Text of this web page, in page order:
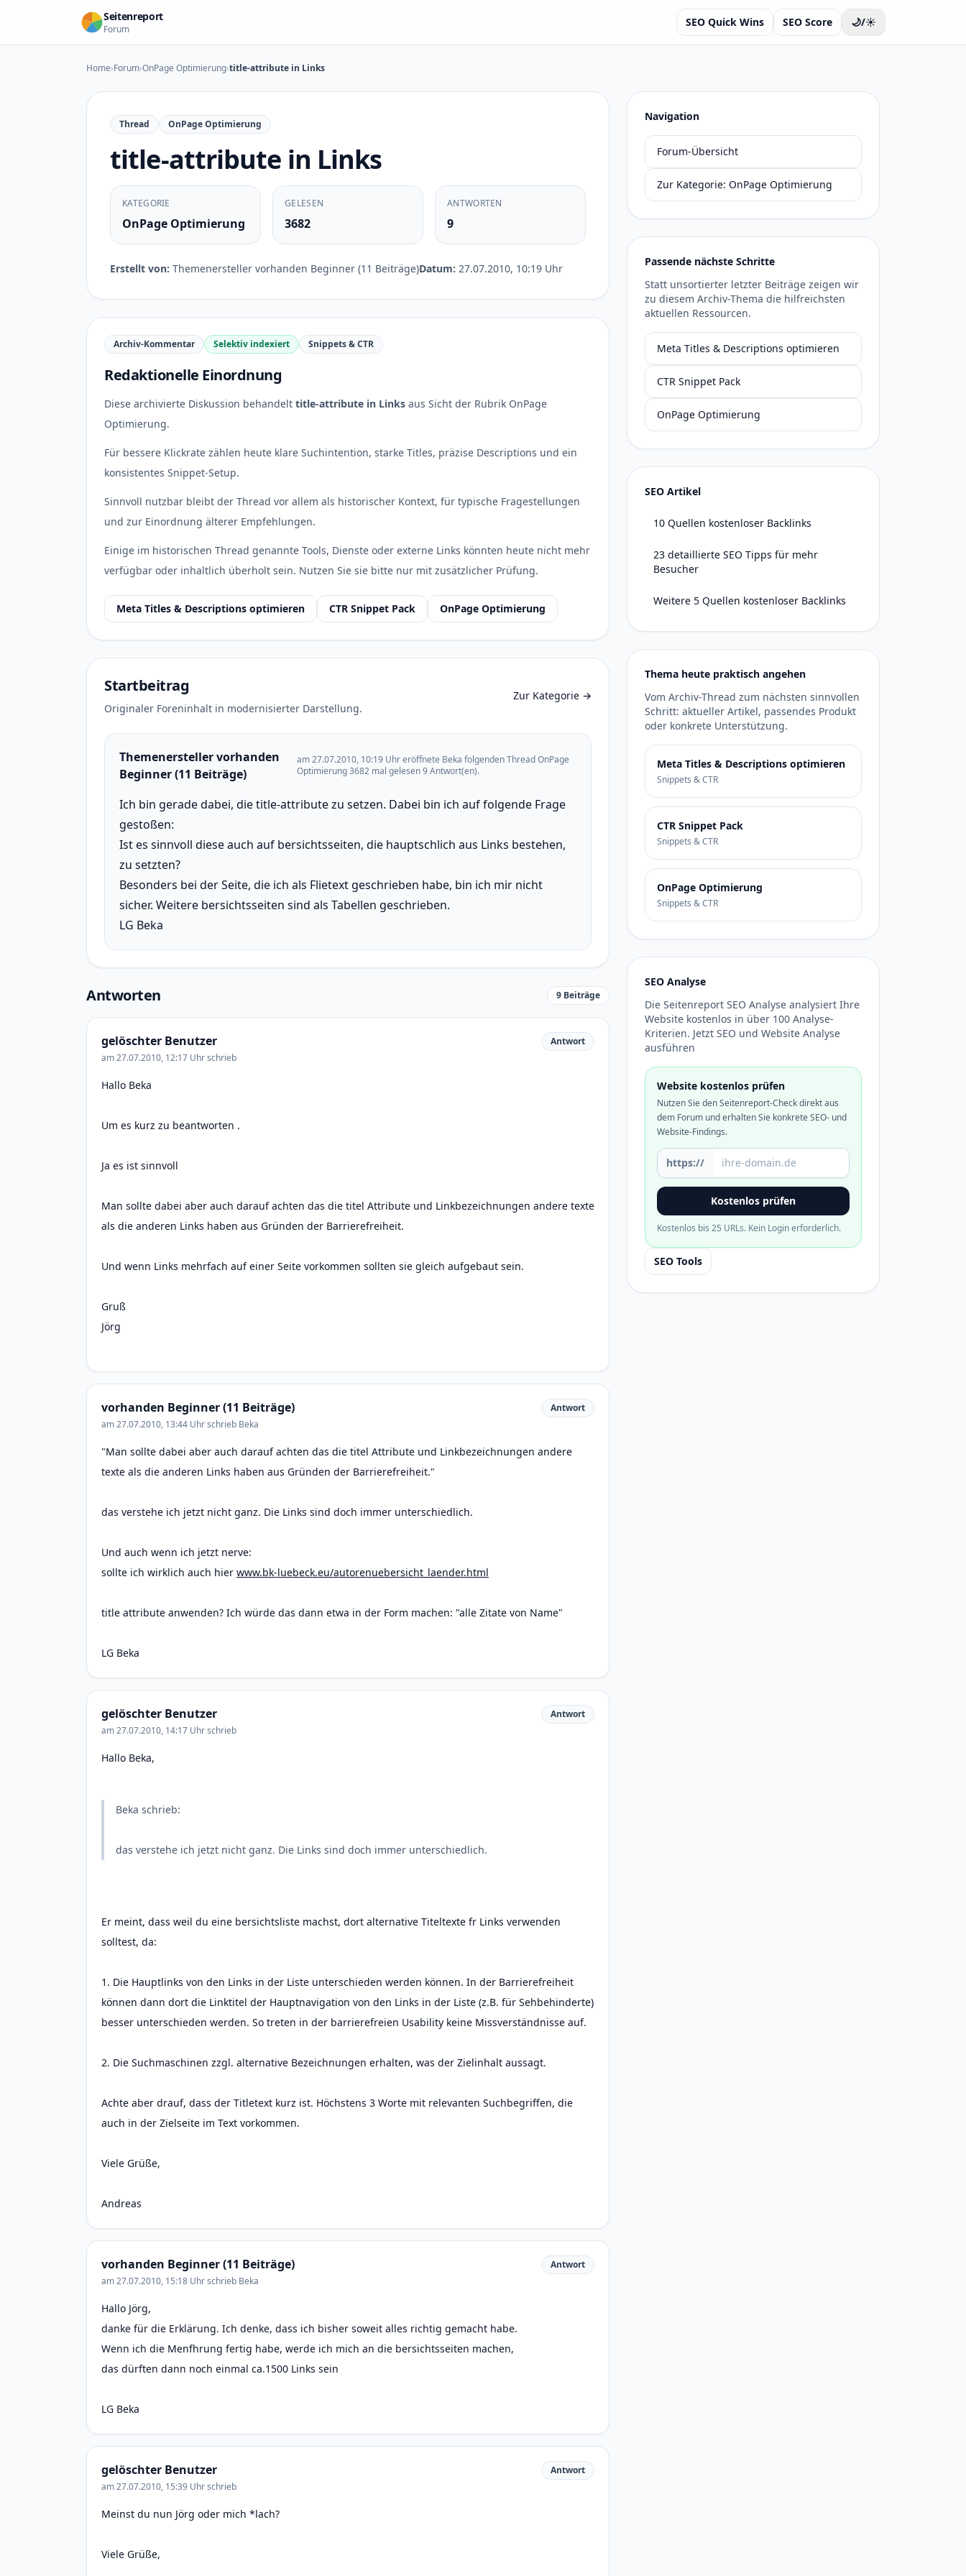
Zum Inhalt springen
Seitenreport
Forum
SEO Quick Wins SEO Score 🌙/☀️
Home›Forum›OnPage Optimierung›title-attribute in Links
Thread OnPage Optimierung
title-attribute in Links
KATEGORIE
OnPage Optimierung
GELESEN
3682
ANTWORTEN
9
Erstellt von: Themenersteller vorhanden Beginner (11 Beiträge)Datum: 27.07.2010, 10:19 Uhr
Archiv-Kommentar Selektiv indexiert Snippets & CTR
Redaktionelle Einordnung
Diese archivierte Diskussion behandelt title-attribute in Links aus Sicht der Rubrik OnPage
Optimierung.
Für bessere Klickrate zählen heute klare Suchintention, starke Titles, präzise Descriptions und ein
konsistentes Snippet-Setup.
Sinnvoll nutzbar bleibt der Thread vor allem als historischer Kontext, für typische Fragestellungen
und zur Einordnung älterer Empfehlungen.
Einige im historischen Thread genannte Tools, Dienste oder externe Links könnten heute nicht mehr
verfügbar oder inhaltlich überholt sein. Nutzen Sie sie bitte nur mit zusätzlicher Prüfung.
Meta Titles & Descriptions optimieren CTR Snippet Pack OnPage Optimierung
Startbeitrag
Originaler Foreninhalt in modernisierter Darstellung.
Zur Kategorie →
Themenersteller vorhanden
Beginner (11 Beiträge)
am 27.07.2010, 10:19 Uhr eröffnete Beka folgenden Thread OnPage
Optimierung 3682 mal gelesen 9 Antwort(en).
Ich bin gerade dabei, die title-attribute zu setzen. Dabei bin ich auf folgende Frage
gestoßen:
Ist es sinnvoll diese auch auf bersichtsseiten, die hauptschlich aus Links bestehen,
zu setzten?
Besonders bei der Seite, die ich als Flietext geschrieben habe, bin ich mir nicht
sicher. Weitere bersichtsseiten sind als Tabellen geschrieben.
LG Beka
Antworten 9 Beiträge
gelöschter Benutzer
am 27.07.2010, 12:17 Uhr schrieb
Antwort
Hallo Beka
Um es kurz zu beantworten .
Ja es ist sinnvoll
Man sollte dabei aber auch darauf achten das die titel Attribute und Linkbezeichnungen andere texte
als die anderen Links haben aus Gründen der Barrierefreiheit.
Und wenn Links mehrfach auf einer Seite vorkommen sollten sie gleich aufgebaut sein.
Gruß
Jörg
vorhanden Beginner (11 Beiträge)
am 27.07.2010, 13:44 Uhr schrieb Beka
Antwort
"Man sollte dabei aber auch darauf achten das die titel Attribute und Linkbezeichnungen andere
texte als die anderen Links haben aus Gründen der Barrierefreiheit."
das verstehe ich jetzt nicht ganz. Die Links sind doch immer unterschiedlich.
Und auch wenn ich jetzt nerve:
sollte ich wirklich auch hier www.bk-luebeck.eu/autorenuebersicht_laender.html
title attribute anwenden? Ich würde das dann etwa in der Form machen: "alle Zitate von Name"
LG Beka
gelöschter Benutzer
am 27.07.2010, 14:17 Uhr schrieb
Antwort
Hallo Beka,
Beka schrieb:
das verstehe ich jetzt nicht ganz. Die Links sind doch immer unterschiedlich.
Er meint, dass weil du eine bersichtsliste machst, dort alternative Titeltexte fr Links verwenden
solltest, da:
1. Die Hauptlinks von den Links in der Liste unterschieden werden können. In der Barrierefreiheit
können dann dort die Linktitel der Hauptnavigation von den Links in der Liste (z.B. für Sehbehinderte)
besser unterschieden werden. So treten in der barrierefreien Usability keine Missverständnisse auf.
2. Die Suchmaschinen zzgl. alternative Bezeichnungen erhalten, was der Zielinhalt aussagt.
Achte aber drauf, dass der Titletext kurz ist. Höchstens 3 Worte mit relevanten Suchbegriffen, die
auch in der Zielseite im Text vorkommen.
Viele Grüße,
Andreas
vorhanden Beginner (11 Beiträge)
am 27.07.2010, 15:18 Uhr schrieb Beka
Antwort
Hallo Jörg,
danke für die Erklärung. Ich denke, dass ich bisher soweit alles richtig gemacht habe.
Wenn ich die Menfhrung fertig habe, werde ich mich an die bersichtsseiten machen,
das dürften dann noch einmal ca.1500 Links sein
LG Beka
gelöschter Benutzer
am 27.07.2010, 15:39 Uhr schrieb
Antwort
Meinst du nun Jörg oder mich *lach?
Viele Grüße,
Navigation
Forum-Übersicht
Zur Kategorie: OnPage Optimierung
Passende nächste Schritte
Statt unsortierter letzter Beiträge zeigen wir
zu diesem Archiv-Thema die hilfreichsten
aktuellen Ressourcen.
Meta Titles & Descriptions optimieren
CTR Snippet Pack
OnPage Optimierung
SEO Artikel
10 Quellen kostenloser Backlinks
23 detaillierte SEO Tipps für mehr
Besucher
Weitere 5 Quellen kostenloser Backlinks
Thema heute praktisch angehen
Vom Archiv-Thread zum nächsten sinnvollen
Schritt: aktueller Artikel, passendes Produkt
oder konkrete Unterstützung.
Meta Titles & Descriptions optimieren
Snippets & CTR
CTR Snippet Pack
Snippets & CTR
OnPage Optimierung
Snippets & CTR
SEO Analyse
Die Seitenreport SEO Analyse analysiert Ihre
Website kostenlos in über 100 Analyse-
Kriterien. Jetzt SEO und Website Analyse
ausführen
Website kostenlos prüfen
Nutzen Sie den Seitenreport-Check direkt aus
dem Forum und erhalten Sie konkrete SEO- und
Website-Findings.
Domain oder URL
https://
Kostenlos prüfen
Kostenlos bis 25 URLs. Kein Login erforderlich.
SEO Tools